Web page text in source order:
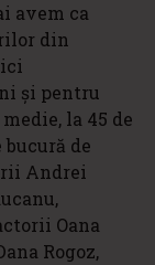
avem ca
din
și pentru
la 45 de
bucură de
Andrei
Oana
Rogoz,